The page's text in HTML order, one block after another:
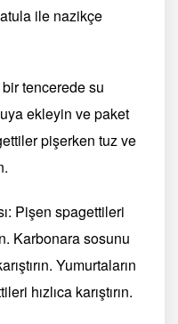
ile nazikçe
tencerede su
ekleyin ve paket
pişerken tuz ve
Pişen spagettileri
Karbonara sosunu
Yumurtaların
hızlıca karıştırın.